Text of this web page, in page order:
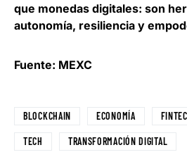
que monedas digitales: son
autonomía, resiliencia y
Fuente: MEXC
BLOCKCHAIN ECONOMÍA
TECH TRANSFORMACIÓN DIGITAL